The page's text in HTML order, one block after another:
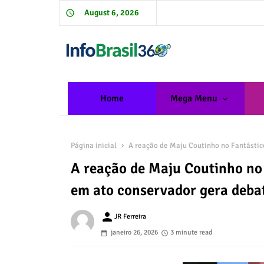
August 6, 2026
Home Mega Menu
Página inicial A reação de Maju Coutinho no
A reação de Maju Coutinho
em ato conservador gera
person JR Ferreira
janeiro 26, 2026
3 minute read